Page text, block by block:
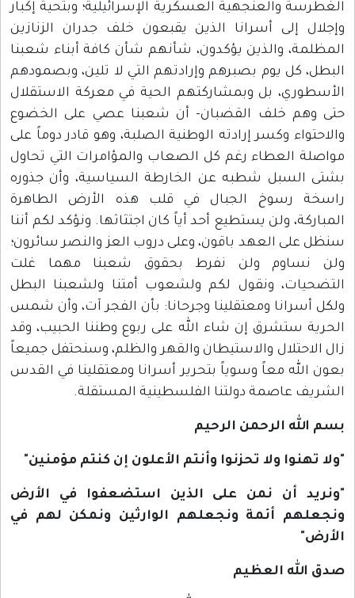
الغطرسة والعنجهية العسكرية الإسرائيلية؛ وبتحية إكبار
وإجلال إلى أسرانا الذين يقبعون خلف جدران الزنازين
المظلمة، والذين يؤكدون، شأنهم شأن كافة أبناء شعبنا
البطل، كل يوم بصبرهم وإرادتهم التي لا تلين، وبصمودهم
الأسطوري، بل وبمشاركتهم الحية في معركة الاستقلال
حتى وهم خلف القضبان- أن شعبنا عصي على الخضوع
والاحتواء وكسر إرادته الوطنية الصلبة، وهو قادر دوماً على
مواصلة العطاء رغم كل الصعاب والمؤامرات التي تحاول
بشتى السبل شطبه عن الخارطة السياسية، وأن جذوره
راسخة رسوخ الجبال في قلب هذه الأرض الطاهرة
المباركة، ولن يستطيع أحد أياً كان اجتثاثها. ونؤكد لكم أننا
سنظل على العهد باقون، وعلى دروب العز والنصر سائرون؛
ولن نساوم ولن نفرط بحقوق شعبنا مهما غلت
التضحيات، ونقول لكم ولشعوب أمتنا ولشعبنا البطل
ولكل أسرانا ومعتقلينا وجرحانا: بأن الفجر آت، وأن شمس
الحرية ستشرق إن شاء الله على ربوع وطننا الحبيب، وقد
زال الاحتلال والاستيطان والقهر والظلم، وسنحتفل جميعاً
بعون الله معاً وسوياً بتحرير أسرانا ومعتقلينا في القدس
الشريف عاصمة دولتنا الفلسطينية المستقلة.
بسم الله الرحمن الرحيم
"ولا تهنوا ولا تحزنوا وأنتم الأعلون إن كنتم مؤمنين"
"ونريد أن نمن على الذين استضعفوا في الأرض
ونجعلهم أئمة ونجعلهم الوارثين ونمكن لهم في
الأرض"
صدق الله العظيم